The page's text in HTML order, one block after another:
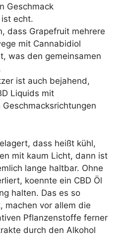
Geschmack
echt.
dass Grapefruit mehrere
mit Cannabidiol
was den gemeinsamen
ist auch bejahend,
Liquids mit
dass heißt kühl,
mit kaum Licht, dann ist
lange haltbar. Ohne
koennte ein CBD Öl
halten. Das es so
machen vor allem die
Pflanzenstoffe ferner
durch den Alkohol